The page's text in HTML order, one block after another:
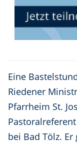
Eine
Riedener
Pfarrheim St.
bei Bad Tölz.